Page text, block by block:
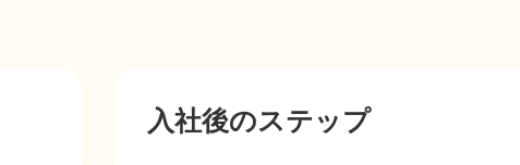
入社後のステップ